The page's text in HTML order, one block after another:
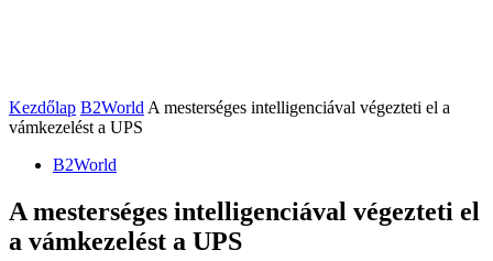
Kezdőlap B2World A mesterséges intelligenciával végezteti el a
vámkezelést a UPS
B2World
A mesterséges intelligenciával végezteti el
a vámkezelést a UPS